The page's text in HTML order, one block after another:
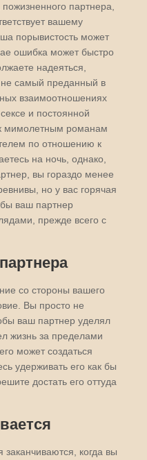
партнера,
вашему
порывистость может
ошибка может быстро
надеяться,
не самый преданный в
взаимоотношениях
и постоянной
мимолетным романам
по отношению к
на ночь, однако,
вы гораздо менее
но у вас горячая
ваш партнер
прежде всего с
со стороны вашего
Вы просто не
ваш партнер уделял
жизнь за пределами
может создаться
удерживать его как бы
достать его оттуда
когда вы